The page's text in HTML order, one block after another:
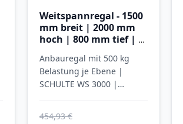
Weitspannregal - 1500
mm breit | 2000 mm
hoch | 800 mm tief | 3
Stahlpaneele
Anbauregal mit 500 kg
Belastung je Ebene |
SCHULTE WS 3000 |
454,93 €